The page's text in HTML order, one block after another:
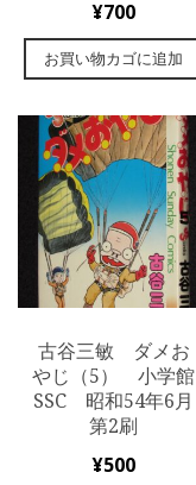
¥700
お買い物カゴに追加
古谷三敏 ダメお
やじ（5） 小学館
SSC 昭和54年6月
第2刷
¥500